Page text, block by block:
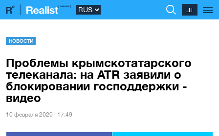
НОВОСТИ
Проблемы крымскотатарского
телеканала: на ATR заявили о
блокировании господдержки -
видео
10 февраля 2020 | 17:49